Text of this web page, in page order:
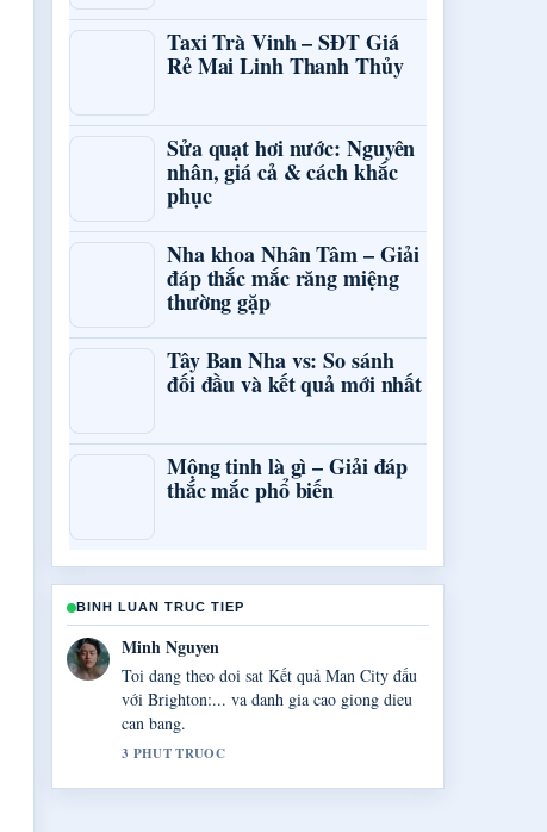
Taxi Trà Vinh – SĐT Giá
Rẻ Mai Linh Thanh Thủy
Sửa quạt hơi nước: Nguyên
nhân, giá cả & cách khắc
phục
Nha khoa Nhân Tâm – Giải
đáp thắc mắc răng miệng
thường gặp
Tây Ban Nha vs: So sánh
đối đầu và kết quả mới nhất
Mộng tinh là gì – Giải đáp
thắc mắc phổ biến
BINH LUAN TRUC TIEP
Linh Le
Boi canh ve Bóng đá Ý &#8211; Lịch thi
đấu,... rat huu ich. Vui long tiep tuc cap nhat
luong truc tiep nay.
5 PHUT TRUOC